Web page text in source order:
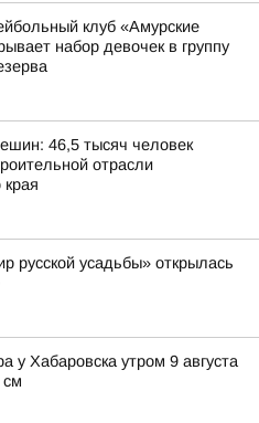
клуб «Амурские
набор девочек в группу
46,5 тысяч человек
отрасли
края
русской усадьбы» открылась
у Хабаровска утром 9 августа
см